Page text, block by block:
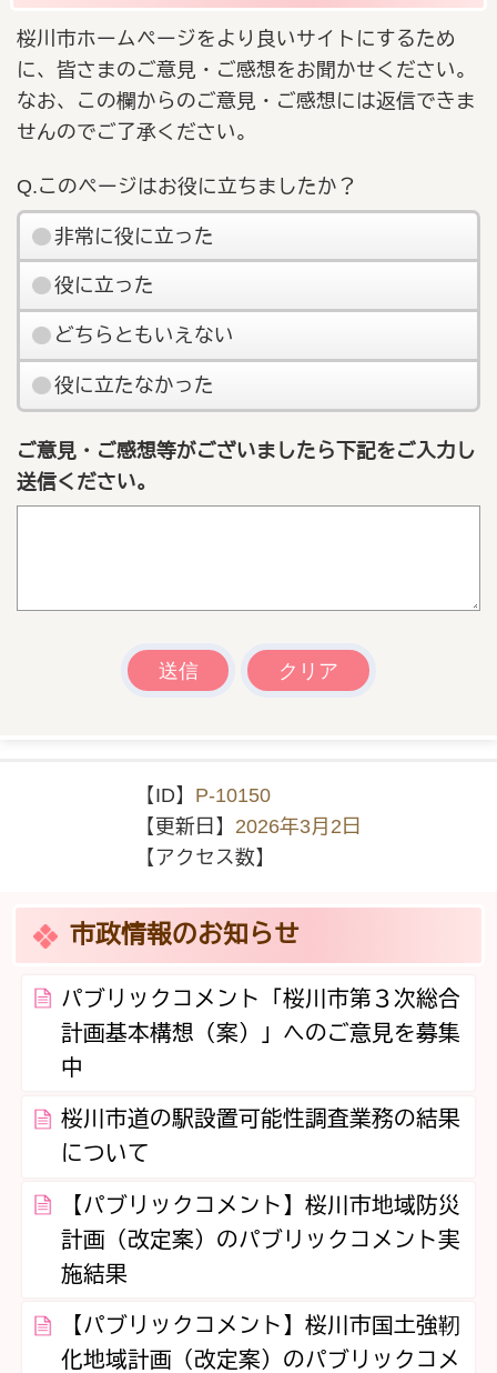
桜川市ホームページをより良いサイトにするため
に、皆さまのご意見・ご感想をお聞かせください。
なお、この欄からのご意見・ご感想には返信できま
せんのでご了承ください。
Q.このページはお役に立ちましたか？
非常に役に立った
役に立った
どちらともいえない
役に立たなかった
ご意見・ご感想等がございましたら下記をご入力し
送信ください。
【ID】 P-10150
【更新日】 2026年3月2日
【アクセス数】
市政情報のお知らせ
パブリックコメント「桜川市第３次総合
計画基本構想（案）」へのご意見を募集
中
桜川市道の駅設置可能性調査業務の結果
について
【パブリックコメント】桜川市地域防災
計画（改定案）のパブリックコメント実
施結果
【パブリックコメント】桜川市国土強靭
化地域計画（改定案）のパブリックコメ